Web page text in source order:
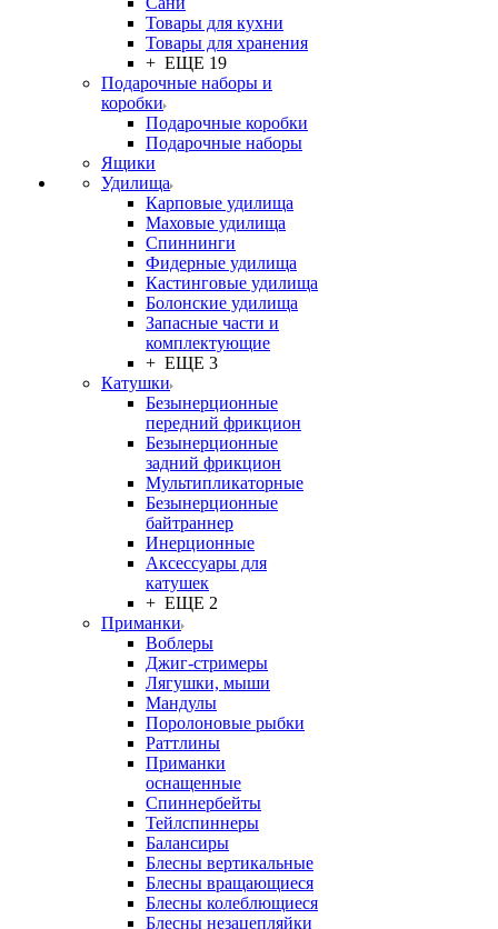
Товары для кухни
Товары для хранения
+ ЕЩЕ 19
Подарочные наборы и
коробки
Подарочные коробки
Подарочные наборы
Ящики
Удилища
Карповые удилища
Маховые удилища
Спиннинги
Фидерные удилища
Кастинговые удилища
Болонские удилища
Запасные части и
комплектующие
+ ЕЩЕ 3
Катушки
Безынерционные
передний фрикцион
Безынерционные
задний фрикцион
Мультипликаторные
Безынерционные
байтраннер
Инерционные
Аксессуары для
катушек
+ ЕЩЕ 2
Приманки
Воблеры
Джиг-стримеры
Лягушки, мыши
Мандулы
Поролоновые рыбки
Раттлины
Приманки
оснащенные
Спиннербейты
Тейлспиннеры
Балансиры
Блесны вертикальные
Блесны вращающиеся
Блесны колеблющиеся
Блесны незацепляйки